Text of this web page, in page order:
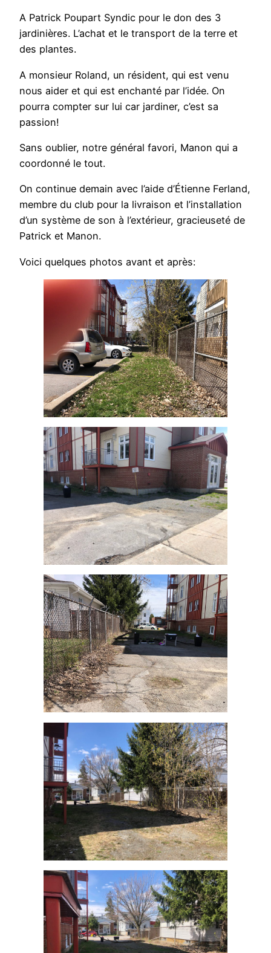
A Patrick Poupart Syndic pour le don des 3
jardinières. L’achat et le transport de la terre et
des plantes.
A monsieur Roland, un résident, qui est venu
nous aider et qui est enchanté par l’idée. On
pourra compter sur lui car jardiner, c’est sa
passion!
Sans oublier, notre général favori, Manon qui a
coordonné le tout.
On continue demain avec l’aide d’Étienne Ferland,
membre du club pour la livraison et l’installation
d’un système de son à l’extérieur, gracieuseté de
Patrick et Manon.
Voici quelques photos avant et après: